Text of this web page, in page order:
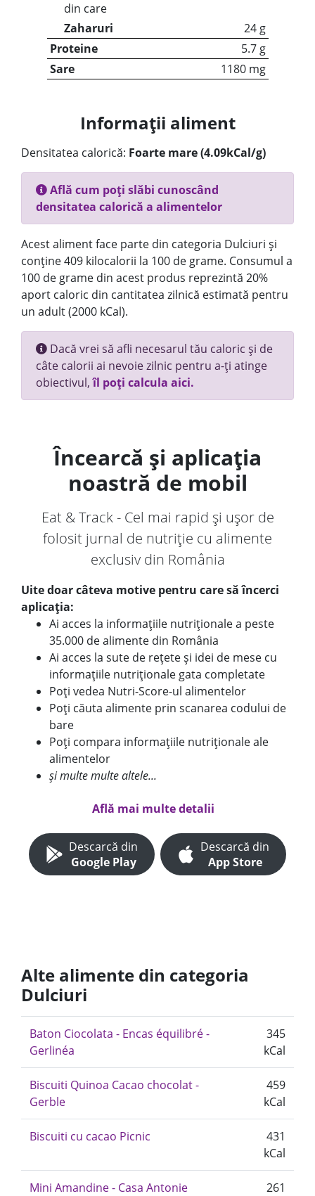
din care
Zaharuri
24 g
Proteine
5.7 g
Sare
1180 mg
Informații aliment
Densitatea calorică: Foarte mare (4.09kCal/g)
Află cum poți slăbi cunoscând
densitatea calorică a alimentelor
Acest aliment face parte din categoria Dulciuri și
conține 409 kilocalorii la 100 de grame. Consumul a
100 de grame din acest produs reprezintă 20%
aport caloric din cantitatea zilnică estimată pentru
un adult (2000 kCal).
Dacă vrei să afli necesarul tău caloric și de
câte calorii ai nevoie zilnic pentru a-ți atinge
obiectivul,îl poți calcula aici.
Încearcă și aplicația
noastră de mobil
Eat & Track - Cel mai rapid și ușor de
folosit jurnal de nutriție cu alimente
exclusiv din România
Uite doar câteva motive pentru care să încerci
aplicația:
Ai acces la informațiile nutriționale a peste
35.000 de alimente din România
Ai acces la sute de rețete și idei de mese cu
informațiile nutriționale gata completate
Poți vedea Nutri-Score-ul alimentelor
Poți căuta alimente prin scanarea codului de
bare
Poți compara informațiile nutriționale ale
alimentelor
și multe multe altele...
Află mai multe detalii
Descarcă din
Google Play
Descarcă din
App Store
Alte alimente din categoria
Dulciuri
Baton Ciocolata - Encas équilibré -
Gerlinéa
345
kCal
Biscuiti Quinoa Cacao chocolat -
Gerble
459
kCal
Biscuiti cu cacao Picnic
431
kCal
Mini Amandine - Casa Antonie
261